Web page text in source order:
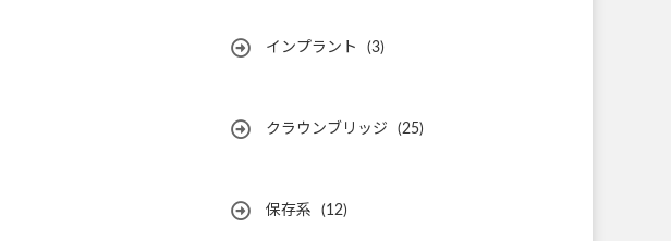
インプラント (3)
クラウンブリッジ (25)
保存系 (12)